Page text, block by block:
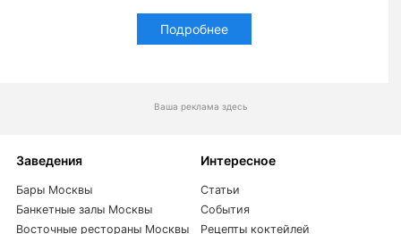
Подробнее
Ваша реклама здесь
Заведения
Бары Москвы
Банкетные залы Москвы
Восточные рестораны Москвы
Интересное
Статьи
События
Рецепты коктейлей